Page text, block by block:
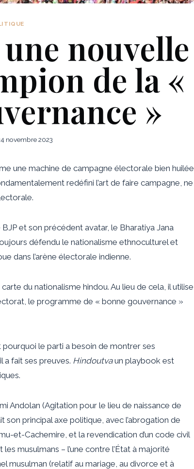
nouvelle
de la «
»
novembre 2023
une machine de campagne électorale bien huilée
redéfini l’art de faire campagne, ne
et son précédent avatar, le Bharatiya Jana
défendu le nationalisme ethnoculturel et
dans l’arène électorale indienne.
du nationalisme hindou. Au lieu de cela, il utilise
le programme de « bonne gouvernance »
le parti a besoin de montrer ses
a fait ses preuves. Hindoutvaun playbook est
Andolan (Agitation pour le lieu de naissance de
son principal axe politique, avec l’abrogation de
et-Cachemire, et la revendication d’un code civil
musulmans – l’une contre l’État à majorité
musulman (relatif au mariage, au divorce et à